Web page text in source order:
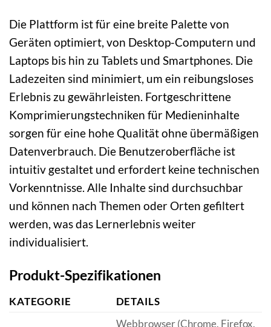
Die Plattform ist für eine breite Palette von
Geräten optimiert, von Desktop-Computern und
Laptops bis hin zu Tablets und Smartphones. Die
Ladezeiten sind minimiert, um ein reibungsloses
Erlebnis zu gewährleisten. Fortgeschrittene
Komprimierungstechniken für Medieninhalte
sorgen für eine hohe Qualität ohne übermäßigen
Datenverbrauch. Die Benutzeroberfläche ist
intuitiv gestaltet und erfordert keine technischen
Vorkenntnisse. Alle Inhalte sind durchsuchbar
und können nach Themen oder Orten gefiltert
werden, was das Lernerlebnis weiter
individualisiert.
Produkt-Spezifikationen
KATEGORIE DETAILS
Webbrowser (Chrome, Firefox,